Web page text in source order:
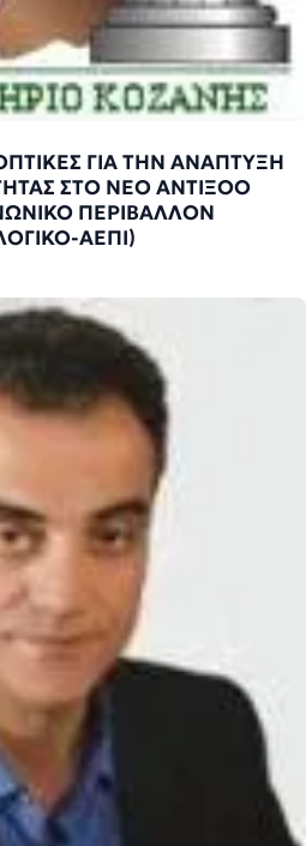
ΓΙΑ ΤΗΝ ΑΝΑΠΤΥΞΗ
ΣΤΟ ΝΕΟ ΑΝΤΙΞΟΟ
ΠΕΡΙΒΑΛΛΟΝ
ΑΕΠΙ)